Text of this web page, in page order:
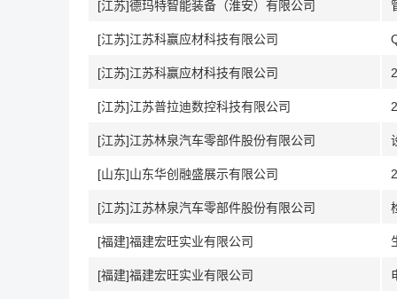
[江苏]德玛特智能装备（淮安）有限公司
[江苏]江苏科赢应材科技有限公司
[江苏]江苏科赢应材科技有限公司
[江苏]江苏普拉迪数控科技有限公司
[江苏]江苏林泉汽车零部件股份有限公司
[山东]山东华创融盛展示有限公司
[江苏]江苏林泉汽车零部件股份有限公司
[福建]福建宏旺实业有限公司
[福建]福建宏旺实业有限公司